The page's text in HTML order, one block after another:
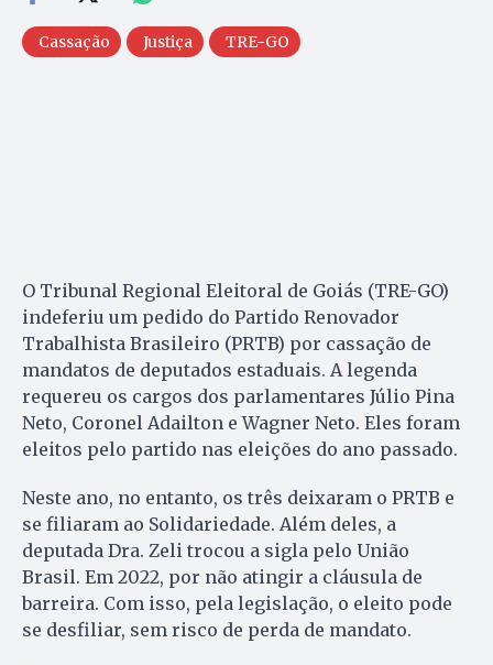
Cassação Justiça TRE-GO
O Tribunal Regional Eleitoral de Goiás (TRE-GO)
indeferiu um pedido do Partido Renovador
Trabalhista Brasileiro (PRTB) por cassação de
mandatos de deputados estaduais. A legenda
requereu os cargos dos parlamentares Júlio Pina
Neto, Coronel Adailton e Wagner Neto. Eles foram
eleitos pelo partido nas eleições do ano passado.
Neste ano, no entanto, os três deixaram o PRTB e
se filiaram ao Solidariedade. Além deles, a
deputada Dra. Zeli trocou a sigla pelo União
Brasil. Em 2022, por não atingir a cláusula de
barreira. Com isso, pela legislação, o eleito pode
se desfiliar, sem risco de perda de mandato.